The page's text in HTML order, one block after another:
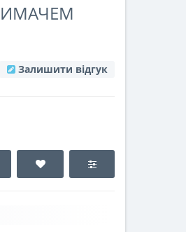
Залишити відгук